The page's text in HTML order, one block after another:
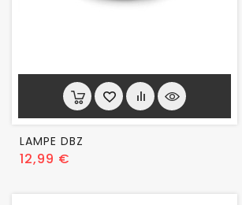
LAMPE DBZ
12,99 €